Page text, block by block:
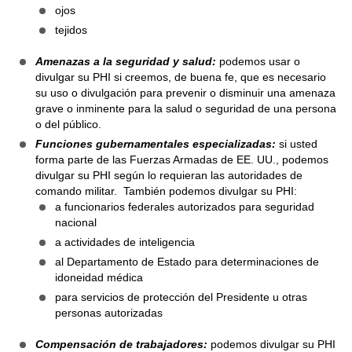
ojos
tejidos
Amenazas a la seguridad y salud: podemos usar o
divulgar su PHI si creemos, de buena fe, que es necesario
su uso o divulgación para prevenir o disminuir una amenaza
grave o inminente para la salud o seguridad de una persona
o del público.
Funciones gubernamentales especializadas: si usted
forma parte de las Fuerzas Armadas de EE. UU., podemos
divulgar su PHI según lo requieran las autoridades de
comando militar. También podemos divulgar su PHI:
a funcionarios federales autorizados para seguridad
nacional
a actividades de inteligencia
al Departamento de Estado para determinaciones de
idoneidad médica
para servicios de protección del Presidente u otras
personas autorizadas
Compensación de trabajadores: podemos divulgar su PHI